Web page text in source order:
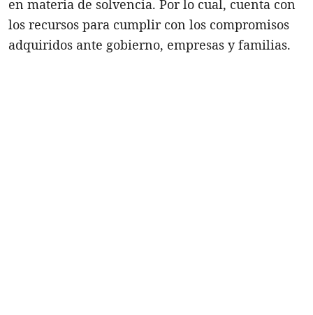
en materia de solvencia. Por lo cual, cuenta con
los recursos para cumplir con los compromisos
adquiridos ante gobierno, empresas y familias.